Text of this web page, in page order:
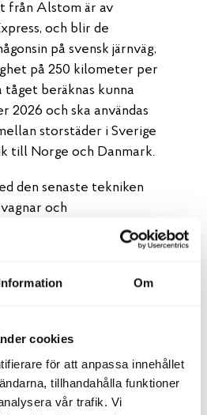
Om
cookies
för att anpassa innehållet
tillhandahålla funktioner
vår trafik. Vi
från Alstom är av
och blir de
på svensk järnväg,
på 250 kilometer per
beräknas kunna
2026 och ska användas
storstäder i Sverige
till Norge och Danmark.
den senaste tekniken
och
fönster som underlättar
rutan och ger en
om
på linjen.
för
används för att
av ett förskott till
inte sker på avtalat